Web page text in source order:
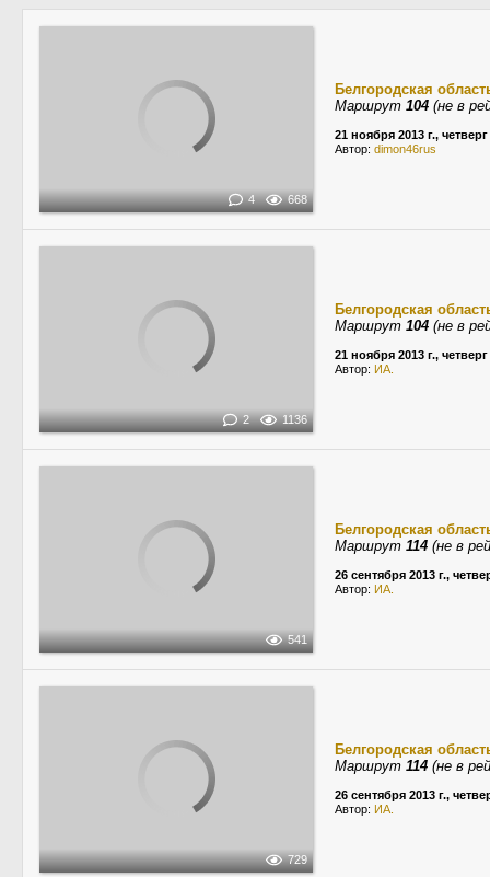
4 668
Белгородская
Маршрут 104 (не в
21 ноября 2013 г., четверг
Автор: dimon46rus
2 1136
Белгородская
Маршрут 104 (не в
21 ноября 2013 г., четверг
Автор: ИА.
541
Белгородская
Маршрут 114 (не в
26 сентября 2013 г.,
Автор: ИА.
729
Белгородская
Маршрут 114 (не в
26 сентября 2013 г.,
Автор: ИА.